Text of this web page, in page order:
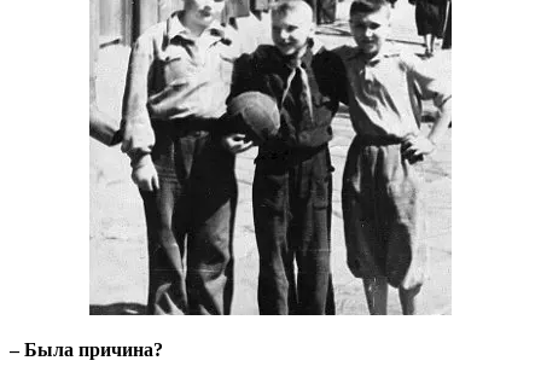
– Была причина?